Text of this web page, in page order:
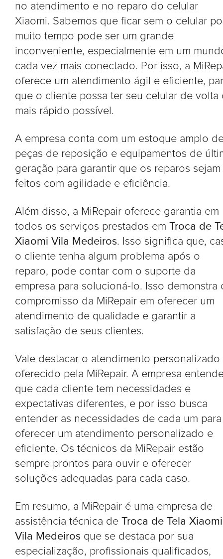
no atendimento e no reparo do celular
Xiaomi. Sabemos que ficar sem o celular
muito tempo pode ser um grande
inconveniente, especialmente em um
cada vez mais conectado. Por isso, a
oferece um atendimento ágil e eficiente,
que o cliente possa ter seu celular de volta
mais rápido possível.
A empresa conta com um estoque amplo
peças de reposição e equipamentos de
geração para garantir que os reparos sejam
feitos com agilidade e eficiência.
Além disso, a MiRepair oferece garantia em
todos os serviços prestados em Troca de
Xiaomi Vila Medeiros. Isso significa que,
o cliente tenha algum problema após o
reparo, pode contar com o suporte da
empresa para solucioná-lo. Isso demonstra
compromisso da MiRepair em oferecer um
atendimento de qualidade e garantir a
satisfação de seus clientes.
Vale destacar o atendimento personalizado
oferecido pela MiRepair. A empresa
que cada cliente tem necessidades e
expectativas diferentes, e por isso busca
entender as necessidades de cada um para
oferecer um atendimento personalizado e
eficiente. Os técnicos da MiRepair estão
sempre prontos para ouvir e oferecer
soluções adequadas para cada caso.
Em resumo, a MiRepair é uma empresa de
assistência técnica de Troca de Tela Xiaomi
Vila Medeiros que se destaca por sua
especialização, profissionais qualificados,